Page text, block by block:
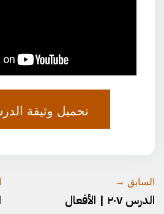
تحميل وثيقة
السابق →
الدرس ٢٠٧ | الأفعال